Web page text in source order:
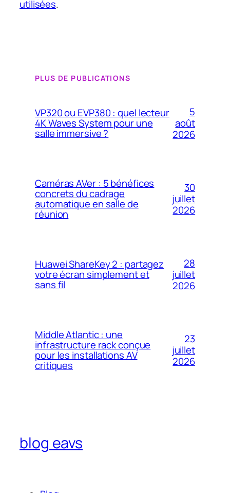
utilisées.
PLUS DE PUBLICATIONS
VP320 ou EVP380 : quel lecteur
4K Waves System pour une
salle immersive ?
5
août
2026
Caméras AVer : 5 bénéfices
concrets du cadrage
automatique en salle de
réunion
30
juillet
2026
Huawei ShareKey 2 : partagez
votre écran simplement et
sans fil
28
juillet
2026
Middle Atlantic : une
infrastructure rack conçue
pour les installations AV
critiques
23
juillet
2026
blog eavs